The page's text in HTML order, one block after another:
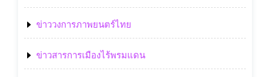
ข่าววงการภาพยนตร์ไทย
ข่าวสารการเมืองไร้พรมแดน